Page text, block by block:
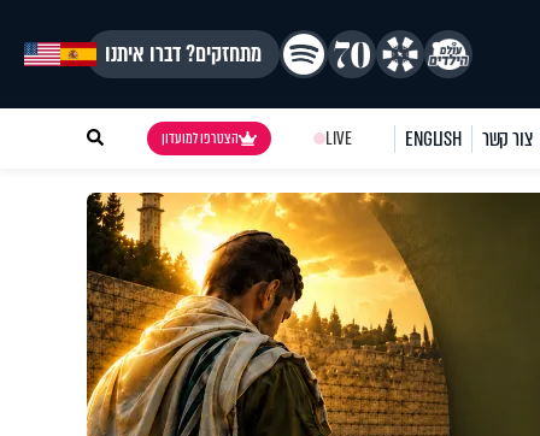
מתחזקים? דברו איתנו
צור קשר ENGLISH
LIVE הצטרפו למועדון